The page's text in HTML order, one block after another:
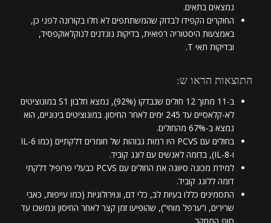
נמצאים בתאים.
החוקרים הקפידו לבדוק שהמשתתפים לא חלו בקורונה לפני כן,
באמצעות היסטוריה רפואית, בדיקות נוגדנים לנוקלאוקפסיד,
ובדיקות תאי T.
התוצאות הראו ש:
ב-11 מתוך 12 חולים שנבדקו (92%), נמצא חלבון S1 במונוציטים
לא-קלאסיים עד 245 ימים לאחר החיסון. במונוציטים בינוניים, הוא
נמצא ב-67% מהחולים.
בחולים עם PCVS היו רמות גבוהות של חומרים דלקתיים (כמו IL-6
ו-IL-8), בדומה לאנשים עם לונג קוביד.
למידת מכונה סיווגה את החולים עם PCVS כבעלי פרופיל דלקתי
דומה ללונג קוביד.
התסמינים כללו בעיות לב, כלי דם, ונוירולוגיות (כמו עייפות, כאבי
שרירים, ו”ערפל מוחי”), שהופיעו זמן קצר לאחר החיסון ונמשכו עד